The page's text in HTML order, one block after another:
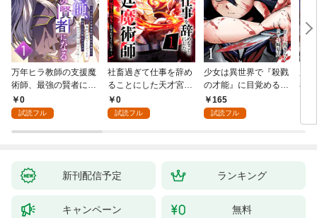
万年ヒラ教師の支援魔
術師、最強の賢者にな
る～不人気の支援魔術
師は給料泥棒だと魔術
が、出世した元教え子
0
試読フル
社畜過ぎて仕事を辞め
ることにした天才宮廷
魔術師～辺境の地でス
ローライフを夢見る
0
試読フル
少女は異世界で『殺戮
の才能』に目覚める
(話売り) #1
165
試読フル
者
新刊配信予定 ランキング
キャンペーン 無料